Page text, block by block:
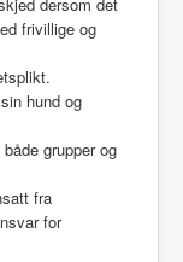
frivillige og
hund og
grupper og
fra
for